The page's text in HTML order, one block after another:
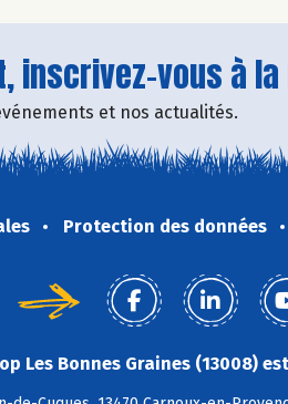
inscrivez-vous à
et nos actualités.
Protection des données
Les Bonnes Graines (13008)